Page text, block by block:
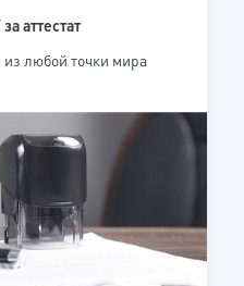
аттестат
любой точки мира